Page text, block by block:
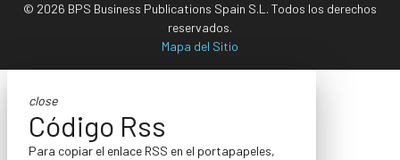
© 2026 BPS Business Publications Spain S.L. Todos los derechos
reservados.
Mapa del Sitio
close
Código Rss
Para copiar el enlace RSS en el portapapeles,